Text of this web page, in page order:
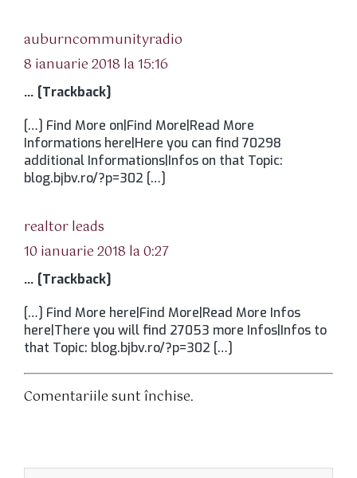
auburncommunityradio
8 ianuarie 2018 la 15:16
… [Trackback]
[…] Find More on|Find More|Read More
Informations here|Here you can find 70298
additional Informations|Infos on that Topic:
blog.bjbv.ro/?p=302 […]
realtor leads
10 ianuarie 2018 la 0:27
… [Trackback]
[…] Find More here|Find More|Read More Infos
here|There you will find 27053 more Infos|Infos to
that Topic: blog.bjbv.ro/?p=302 […]
Comentariile sunt închise.